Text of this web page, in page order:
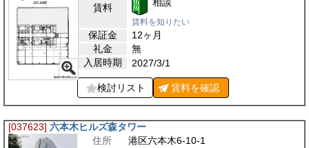
賃料
賃料を知りたい
保証金
12ヶ月
礼金
無
入居時期
2027/3/1
検討リスト 賃料を確認
[037623] 六本木ヒルズ森タワー
住所
港区六本木6-10-1